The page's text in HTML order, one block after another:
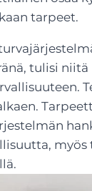
tarpeet.
tulisi niitä
myös